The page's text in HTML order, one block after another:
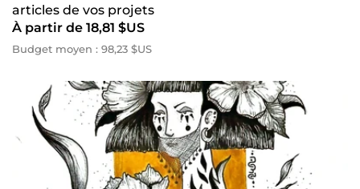
articles de vos projets
À partir de 18,81 $US
Budget moyen : 98,23 $US